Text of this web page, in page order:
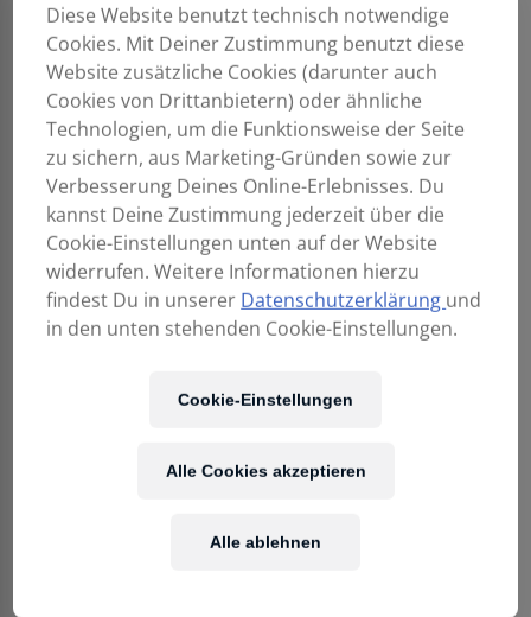
299,00€
Enthält 20% MwSt.
Diese Website benutzt technisch notwendige
Cookies. Mit Deiner Zustimmung benutzt diese
Website zusätzliche Cookies (darunter auch
Cookies von Drittanbietern) oder ähnliche
Technologien, um die Funktionsweise der Seite
zu sichern, aus Marketing-Gründen sowie zur
Verbesserung Deines Online-Erlebnisses. Du
kannst Deine Zustimmung jederzeit über die
Cookie-Einstellungen unten auf der Website
widerrufen. Weitere Informationen hierzu
findest Du in unserer Datenschutzerklärung und
in den unten stehenden Cookie-Einstellungen.
Cookie-Einstellungen
Alle ablehnen
Alle Cookies akzeptieren